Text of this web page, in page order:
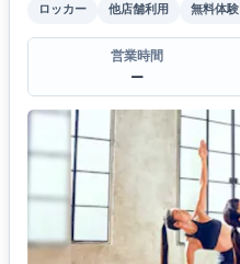
ロッカー
他店舗利用 無料体験
営業時間
ー